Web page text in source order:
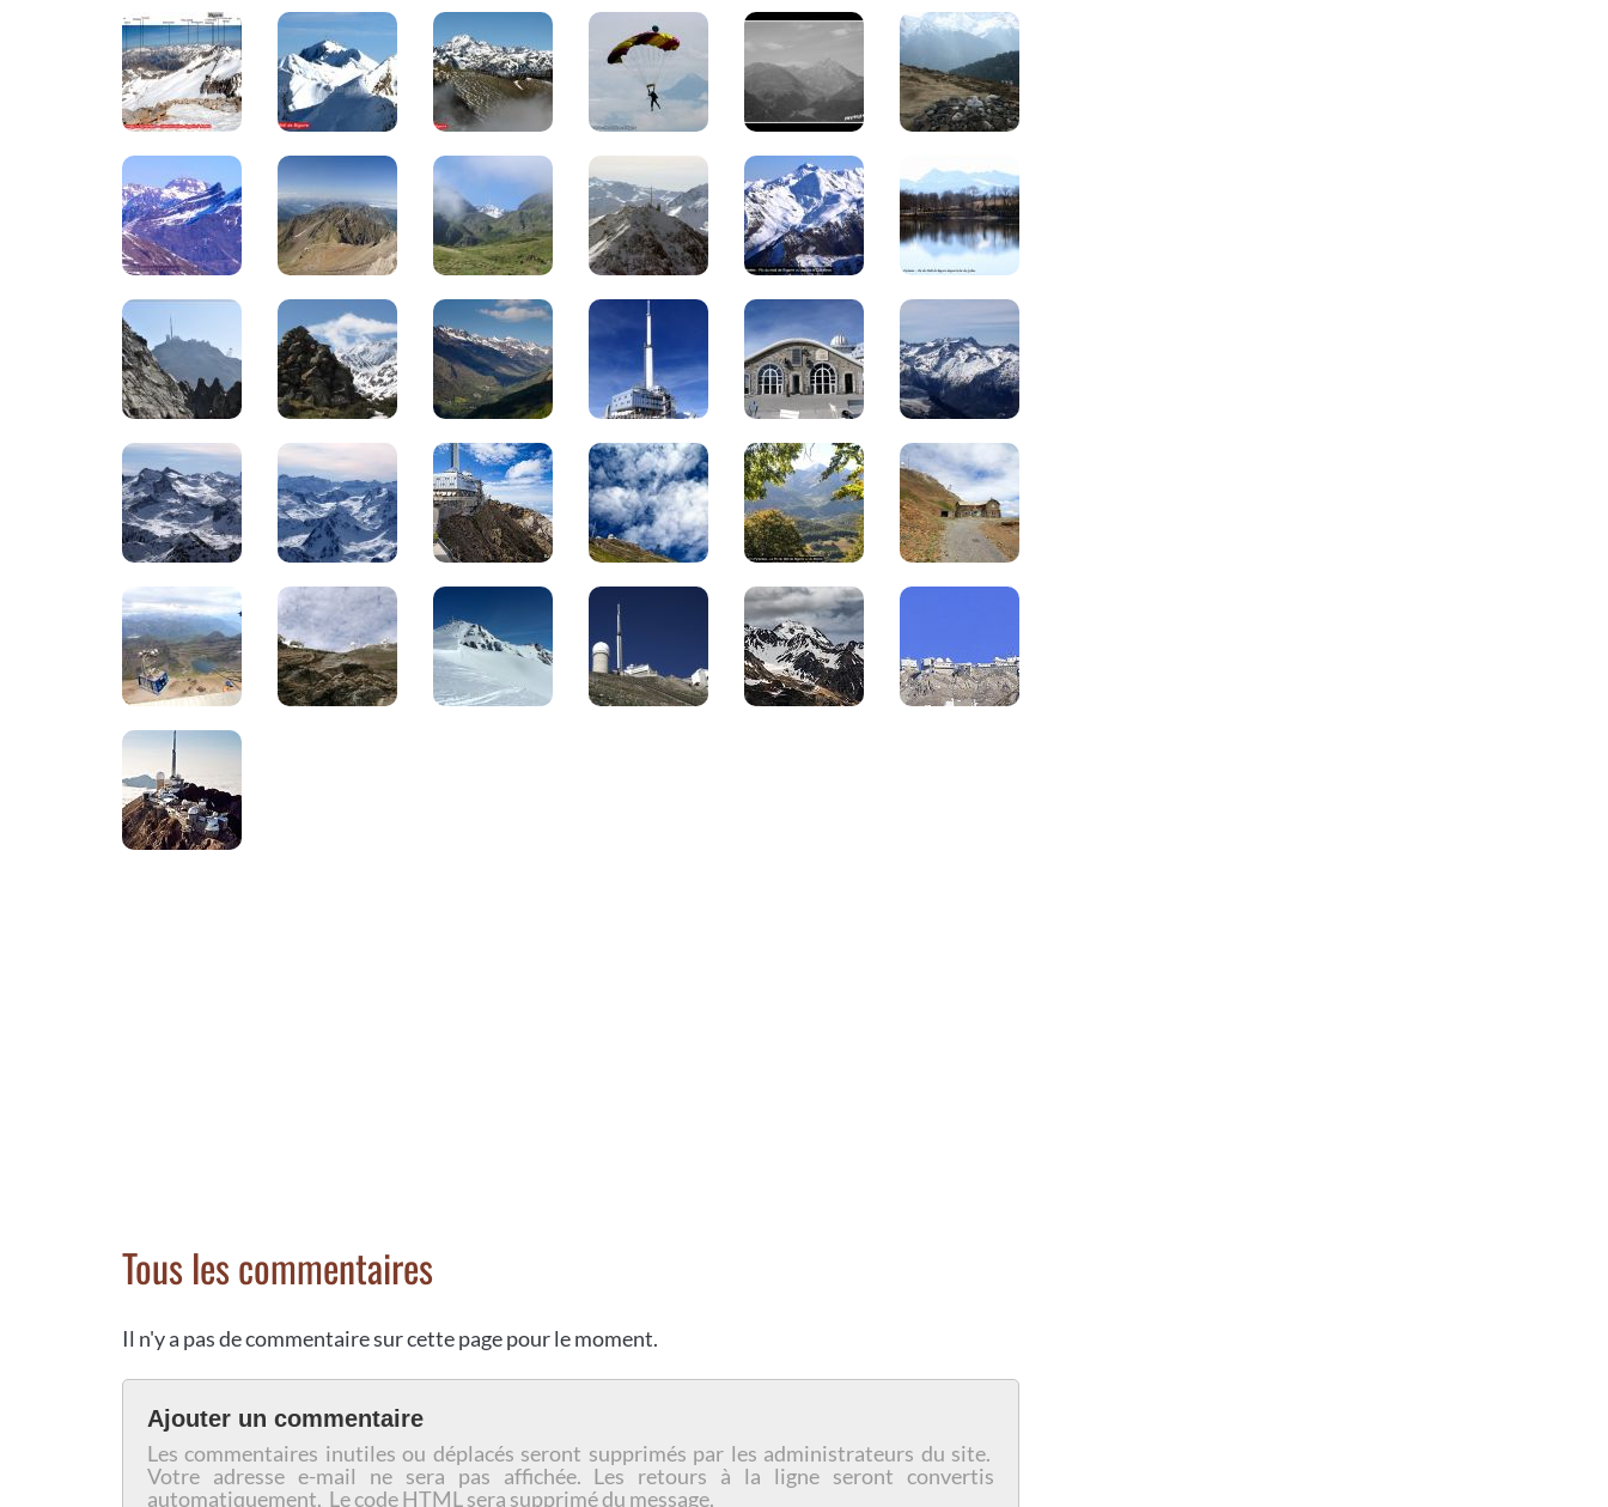
Tous les commentaires
Il n'y a pas de commentaire sur cette page pour le moment.
Ajouter un commentaire
Les commentaires inutiles ou déplacés seront supprimés par les administrateurs du site.
Votre adresse e-mail ne sera pas affichée. Les retours à la ligne seront convertis
automatiquement. Le code HTML sera supprimé du message.